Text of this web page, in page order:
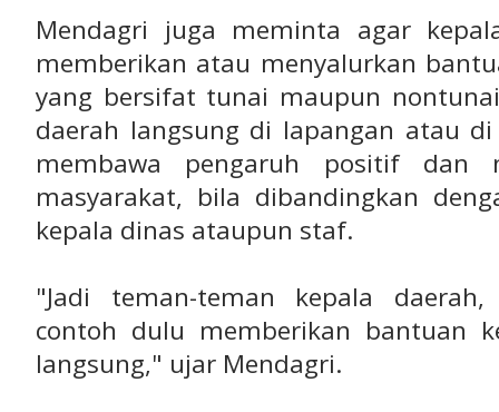
Mendagri juga meminta agar
memberikan atau menyalurkan
yang bersifat tunai maupun
daerah langsung di lapangan atau
membawa pengaruh positif dan
masyarakat, bila dibandingkan
kepala dinas ataupun staf.
"Jadi teman-teman kepala
contoh dulu memberikan bantuan
langsung," ujar Mendagri.